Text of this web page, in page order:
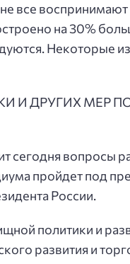
все
на 30%
Некоторые
И ДРУГИХ МЕР
вопросы
пройдет под
России.
политики и
развития и